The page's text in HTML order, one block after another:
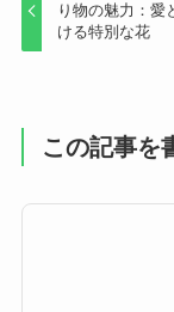
り物の魅力：愛
ける特別な花
この記事を